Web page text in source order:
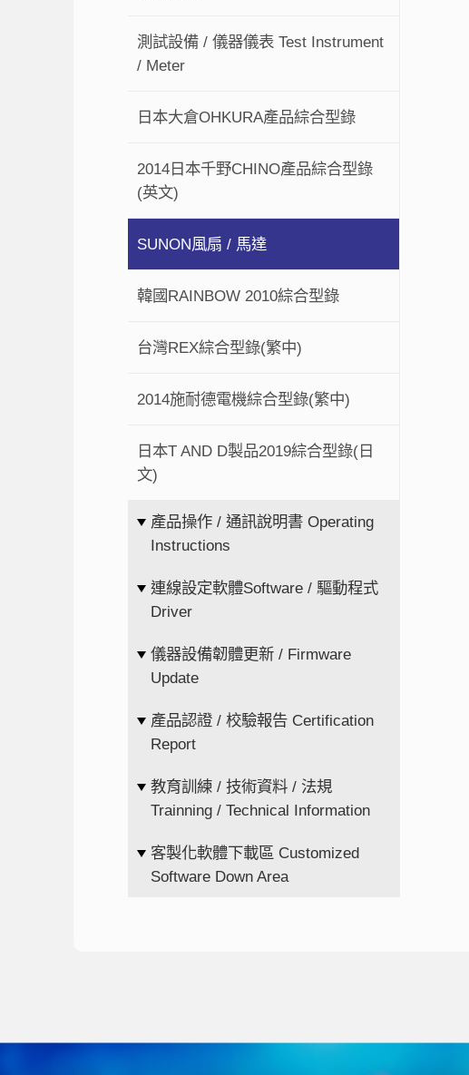
測試設備 / 儀器儀表 Test Instrument
/ Meter
日本大倉OHKURA產品綜合型錄
2014日本千野CHINO產品綜合型錄
(英文)
SUNON風扇 / 馬達
韓國RAINBOW 2010綜合型錄
台灣REX綜合型錄(繁中)
2014施耐德電機綜合型錄(繁中)
日本T AND D製品2019綜合型錄(日
文)
產品操作 / 通訊說明書 Operating
Instructions
連線設定軟體Software / 驅動程式
Driver
儀器設備韌體更新 / Firmware
Update
產品認證 / 校驗報告 Certification
Report
教育訓練 / 技術資料 / 法規
Trainning / Technical Information
客製化軟體下載區 Customized
Software Down Area